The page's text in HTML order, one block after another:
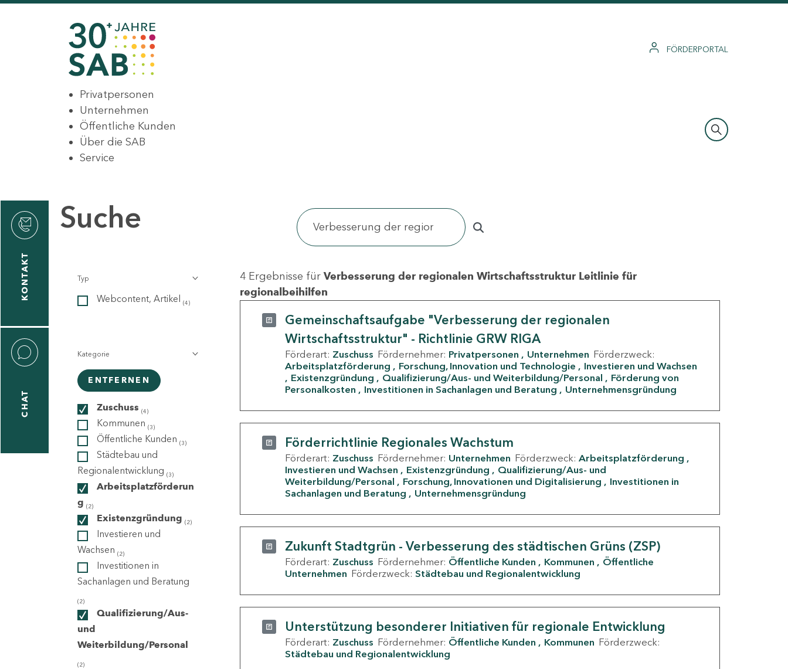
FÖRDERPORTAL
Privatpersonen
Unternehmen
Öffentliche Kunden
Über die SAB
Service
KONTAKT
CHAT
Suche
Typ
Webcontent, Artikel (4)
Kategorie
ENTFERNEN
Zuschuss (4)
Kommunen (3)
Öffentliche Kunden (3)
Städtebau und
Regionalentwicklung (3)
Arbeitsplatzförderun
g (2)
Existenzgründung (2)
Investieren und
Wachsen (2)
Investitionen in
Sachanlagen und Beratung
(2)
Qualifizierung/Aus-
und
Weiterbildung/Personal
(2)
4 Ergebnisse für Verbesserung der regionalen Wirtschaftsstruktur Leitlinie für
regionalbeihilfen
Gemeinschaftsaufgabe "Verbesserung der regionalen
Wirtschaftsstruktur" - Richtlinie GRW RIGA
Förderart: Zuschuss Fördernehmer: Privatpersonen Unternehmen Förderzweck:
Arbeitsplatzförderung
Forschung, Innovation und Technologie
Investieren und Wachsen
Existenzgründung
Qualifizierung/Aus- und Weiterbildung/Personal
Förderung von
Personalkosten
Investitionen in Sachanlagen und Beratung Unternehmensgründung
Förderrichtlinie Regionales Wachstum
Förderart: Zuschuss Fördernehmer: Unternehmen Förderzweck: Arbeitsplatzförderung
Investieren und Wachsen
Existenzgründung
Qualifizierung/Aus- und
Weiterbildung/Personal
Forschung, Innovationen und Digitalisierung
Investitionen in
Sachanlagen und Beratung
Unternehmensgründung
Zukunft Stadtgrün - Verbesserung des städtischen Grüns (ZSP)
Förderart: Zuschuss Fördernehmer: Öffentliche Kunden Kommunen
Öffentliche
Unternehmen Förderzweck: Städtebau und Regionalentwicklung
Unterstützung besonderer Initiativen für regionale Entwicklung
Förderart: Zuschuss Fördernehmer: Öffentliche Kunden Kommunen Förderzweck:
Städtebau und Regionalentwicklung